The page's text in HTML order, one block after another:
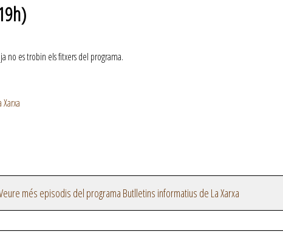
no es trobin els fitxers del programa.
més episodis del programa Butlletins informatius de La Xarxa